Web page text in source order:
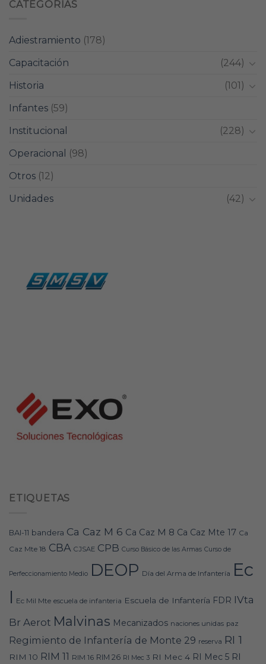
CATEGORIAS
Adiestramiento (178)
Capacitación
(244)
Historia
(101)
Infantes (59)
Institucional
(228)
Operacional
(98)
Otros (12)
Unidades
(42)
ETIQUETAS
BAI-11 bandera Ca Caz M 6 Ca Caz M 8 Ca Caz Mte 17 Ca
Caz Mte 18 CBA CJSAE CPB Curso Básico de las Armas Curso de
Perfeccionamiento Medio DEOP Día del Arma de Infantería Ec
I Ec Mil Mte escuela de infanteria Escuela de Infantería FDR IVta
Br Aerot Malvinas Mecanizados naciones unidas paz
Regimiento de Infantería de Monte 29 reserva RI 1
RIM 10 RIM 11 RIM 16 RIM 26 RI Mec 3 RI Mec 4 RI Mec 5 RI